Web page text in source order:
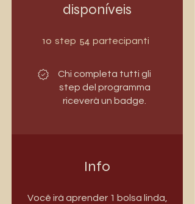
disponíveis
10 step 10 step
54 partecipanti
Chi completa tutti gli
step del programma
riceverà un badge.
Info
Você irá aprender 1 bolsa linda,